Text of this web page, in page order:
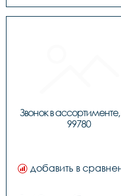
Звонок в
99780
добавить в